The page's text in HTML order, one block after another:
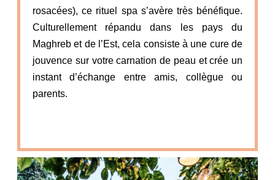
rosacées), ce rituel spa s’avère très bénéfique.
Culturellement répandu dans les pays du
Maghreb et de l’Est, cela consiste à une cure de
jouvence sur votre carnation de peau et crée un
instant d’échange entre amis, collègue ou
parents.